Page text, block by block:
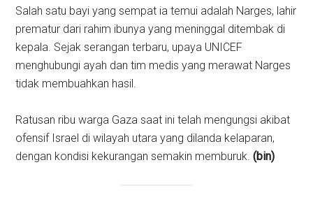
Salah satu bayi yang sempat ia temui adalah Narges, lahir
prematur dari rahim ibunya yang meninggal ditembak di
kepala. Sejak serangan terbaru, upaya UNICEF
menghubungi ayah dan tim medis yang merawat Narges
tidak membuahkan hasil.
Ratusan ribu warga Gaza saat ini telah mengungsi akibat
ofensif Israel di wilayah utara yang dilanda kelaparan,
dengan kondisi kekurangan semakin memburuk.(bin)